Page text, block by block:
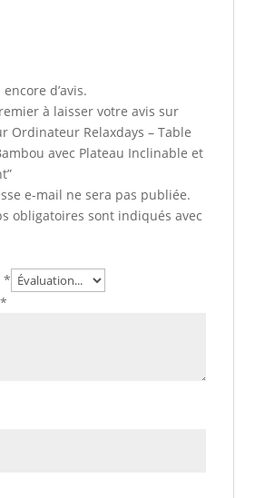
encore d’avis.
à laisser votre avis sur
Ordinateur Relaxdays – Table
avec Plateau Inclinable et
e-mail ne sera pas publiée.
obligatoires sont indiqués avec
*
*